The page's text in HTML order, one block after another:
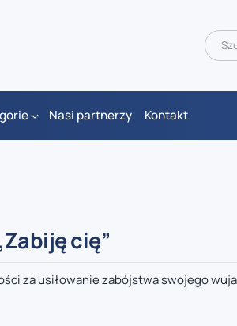
Nasi partnerzy Kontakt
cię”
za usiłowanie zabójstwa swojego